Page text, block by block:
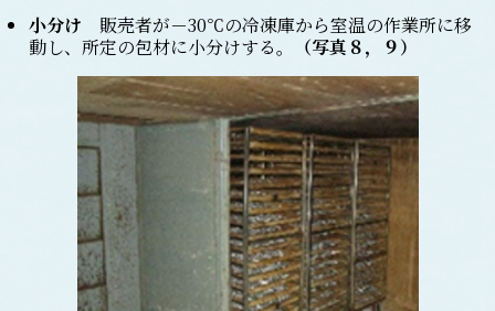
小分け 販売者が－30℃の冷凍庫から室温の作業所に移
動し、所定の包材に小分けする。
（写真８，９）